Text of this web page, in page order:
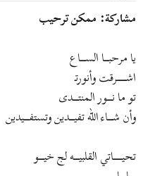
مشاركة: ممكن ترحيب
يا مرحبــــــا الســـــــاع
اشـــــــــــــرقت وأنورتـ
تو ما نـــــــور المنتـــــــدى
وأن شـــــــاء الله تفيــــــدين وتستفـــــــيدين
تحيــــــــــــاتي القلبيـــــــه لج خيـــــــو